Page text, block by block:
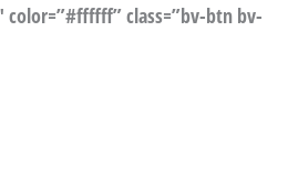
color=”#ffffff” class=”bv-btn bv-